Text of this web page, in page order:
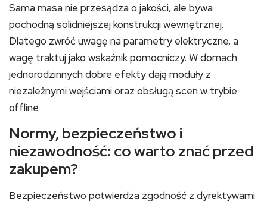
Sama masa nie przesądza o jakości, ale bywa
pochodną solidniejszej konstrukcji wewnętrznej.
Dlatego zwróć uwagę na parametry elektryczne, a
wagę traktuj jako wskaźnik pomocniczy. W domach
jednorodzinnych dobre efekty dają moduły z
niezależnymi wejściami oraz obsługą scen w trybie
offline.
Normy, bezpieczeństwo i
niezawodność: co warto znać przed
zakupem?
Bezpieczeństwo potwierdza zgodność z dyrektywami